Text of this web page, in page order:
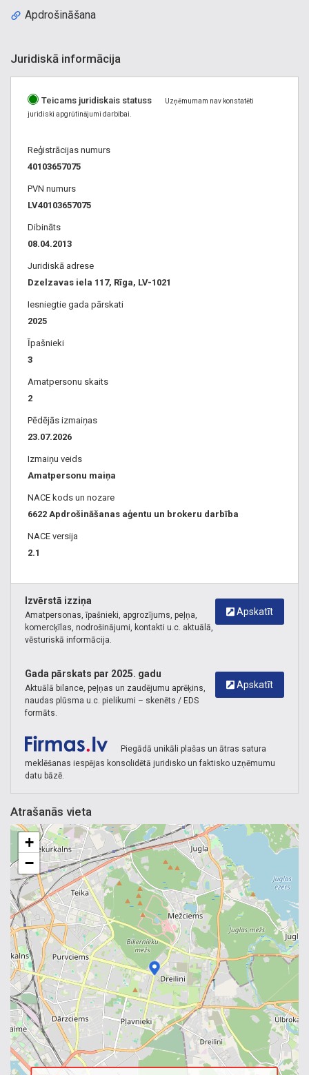
Apdrošināšana
Juridiskā informācija
Teicams juridiskais statuss
Uzņēmumam nav konstatēti
juridiski apgrūtinājumi darbībai.
Reģistrācijas numurs
40103657075
PVN numurs
LV40103657075
Dibināts
08.04.2013
Juridiskā adrese
Dzelzavas iela 117, Rīga, LV-1021
Iesniegtie gada pārskati
2025
Īpašnieki
3
Amatpersonu skaits
2
Pēdējās izmaiņas
23.07.2026
Izmaiņu veids
Amatpersonu maiņa
NACE kods un nozare
6622 Apdrošināšanas aģentu un brokeru darbība
NACE versija
2.1
Apskatīt
Izvērstā izziņa
Amatpersonas, īpašnieki, apgrozījums, peļņa,
komercķīlas, nodrošinājumi, kontakti u.c. aktuālā,
vēsturiskā informācija.
Apskatīt
Gada pārskats par 2025. gadu
Aktuālā bilance, peļņas un zaudējumu aprēķins,
naudas plūsma u.c. pielikumi – skenēts / EDS
formāts.
Piegādā unikāli plašas un ātras satura
meklēšanas iespējas konsolidētā juridisko un faktisko uzņēmumu
datu bāzē.
Atrašanās vieta
+
−